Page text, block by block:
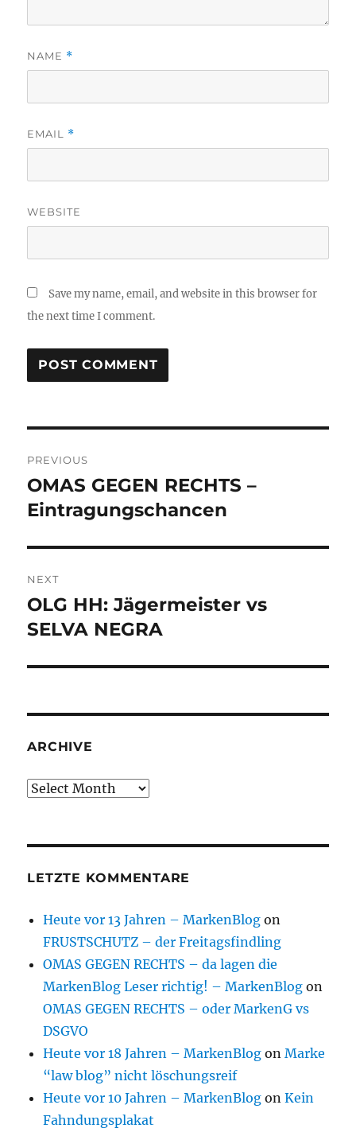
NAME *
EMAIL *
WEBSITE
Save my name, email, and website in this browser for
the next time I comment.
navigation
PREVIOUS
Previous
post:
OMAS GEGEN RECHTS –
Eintragungschancen
NEXT
Next
post:
OLG HH: Jägermeister vs
SELVA NEGRA
ARCHIVE
Archive
LETZTE KOMMENTARE
Heute vor 13 Jahren – MarkenBlog on
FRUSTSCHUTZ – der Freitagsfindling
OMAS GEGEN RECHTS – da lagen die
MarkenBlog Leser richtig! – MarkenBlog on
OMAS GEGEN RECHTS – oder MarkenG vs
DSGVO
Heute vor 18 Jahren – MarkenBlog onMarke
“law blog” nicht löschungsreif
Heute vor 10 Jahren – MarkenBlog onKein
Fahndungsplakat